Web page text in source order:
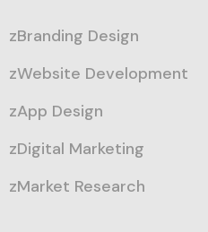
zBranding Design
zWebsite Development
zApp Design
zDigital Marketing
zMarket Research